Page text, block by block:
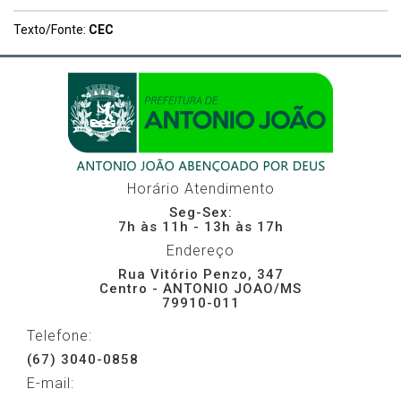
Texto/Fonte: CEC
Horário Atendimento
Seg-Sex:
7h às 11h - 13h às 17h
Endereço
Rua Vitório Penzo, 347
Centro - ANTONIO JOAO/MS
79910-011
Telefone:
(67) 3040-0858
E-mail: